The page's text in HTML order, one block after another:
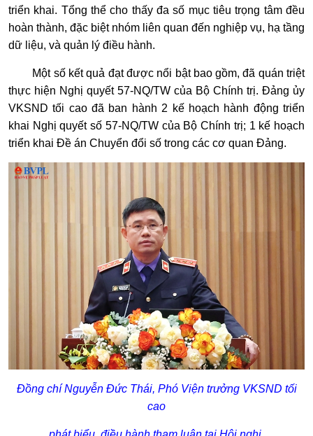
triển khai. Tổng thể cho thấy đa số mục tiêu trọng tâm đều
hoàn thành, đặc biệt nhóm liên quan đến nghiệp vụ, hạ tầng
dữ liệu, và quản lý điều hành.
Một số kết quả đạt được nổi bật bao gồm, đã quán triệt
thực hiện Nghị quyết 57-NQ/TW của Bộ Chính trị. Đảng ủy
VKSND tối cao đã ban hành 2 kế hoạch hành động triển
khai Nghị quyết số 57-NQ/TW của Bộ Chính trị; 1 kế hoạch
triển khai Đề án Chuyển đổi số trong các cơ quan Đảng.
Đồng chí Nguyễn Đức Thái, Phó Viện trưởng VKSND tối
cao